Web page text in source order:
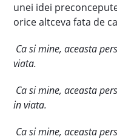
unei idei
orice altceva fata de
Ca si mine, aceasta
viata.
Ca si mine, aceasta
in viata.
Ca si mine, aceasta